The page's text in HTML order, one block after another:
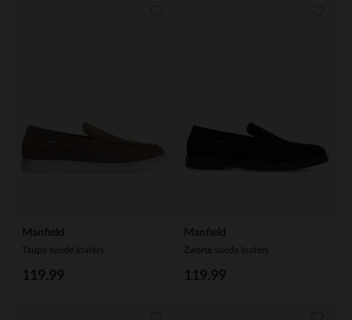
Manfield
Taupe suède loafers
119.99
Manfield
Zwarte suède loafers
119.99